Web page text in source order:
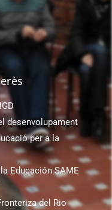
desenvolupament
per a la
Educación SAME
del Rio